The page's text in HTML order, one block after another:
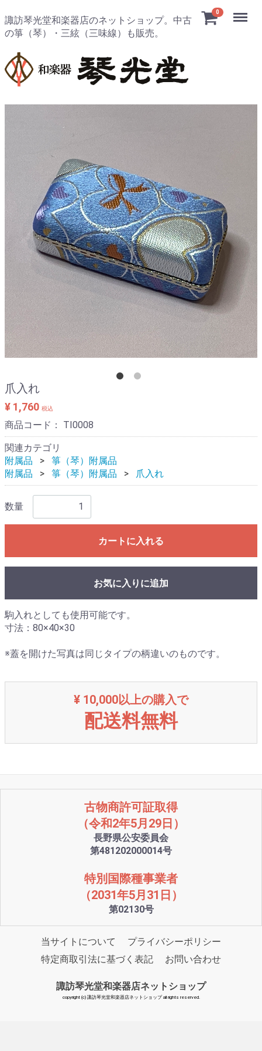
諏訪琴光堂和楽器店のネットショップ。中古
の箏（琴）・三絃（三味線）も販売。
0 Menu
爪入れ
¥ 1,760 税込
商品コード： TI0008
関連カテゴリ
附属品
箏（琴）附属品
附属品
箏（琴）附属品 爪入れ
数量
カートに入れる
お気に入りに追加
駒入れとしても使用可能です。
寸法：80×40×30
※蓋を開けた写真は同じタイプの柄違いのものです。
¥ 10,000以上の購入で
配送料無料
古物商許可証取得
（令和2年5月29日）
長野県公安委員会
第481202000014号
特別国際種事業者
（2031年5月31日）
第02130号
当サイトについて
プライバシーポリシー
特定商取引法に基づく表記
お問い合わせ
諏訪琴光堂和楽器店ネットショップ
copyright (c) 諏訪琴光堂和楽器店ネットショップ all rights reserved.